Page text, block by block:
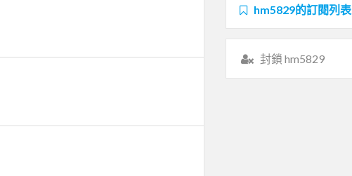
hm5829的訂閱列表
封鎖 hm5829